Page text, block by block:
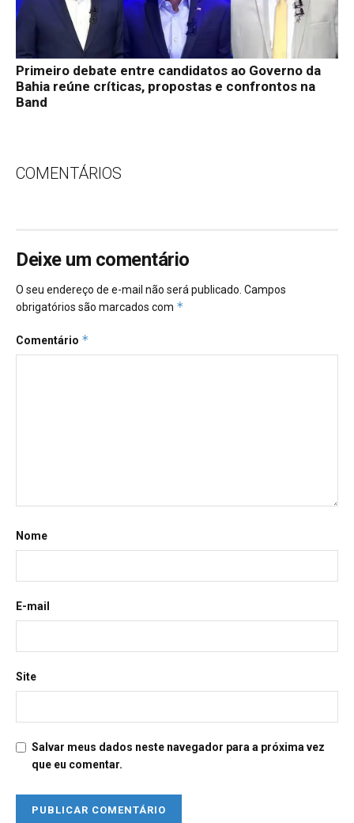
Primeiro debate entre candidatos ao Governo da
Bahia reúne críticas, propostas e confrontos na
Band
COMENTÁRIOS
Deixe um comentário
O seu endereço de e-mail não será publicado. Campos
obrigatórios são marcados com *
Comentário *
Nome
E-mail
Site
Salvar meus dados neste navegador para a próxima vez
que eu comentar.